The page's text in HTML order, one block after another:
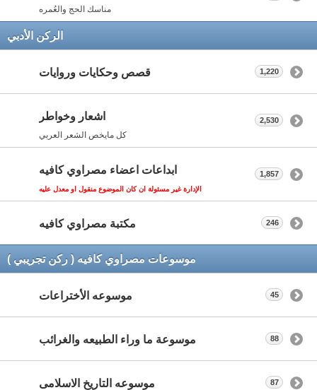
مناسك الحج والعُمره
الركن الأدبي
قصص وحكايات وروايات 1,220
اشعار وخواطر
كل مايخص الشعر العربي
2,530
ابداعات اعضاء مصراوي كافيه
الإدارة غير مسئولة ان كان الموضوع منقول او معدل عليه
1,857
مكتبة مصراوي كافيه 246
موسوعات مصراوي كافيه ( ركن تجريبي )
موسوعه الأختراعات 45
موسوعة ما وراء الطبيعه والغرائب 88
موسوعه التاريخ الاسلامى 87